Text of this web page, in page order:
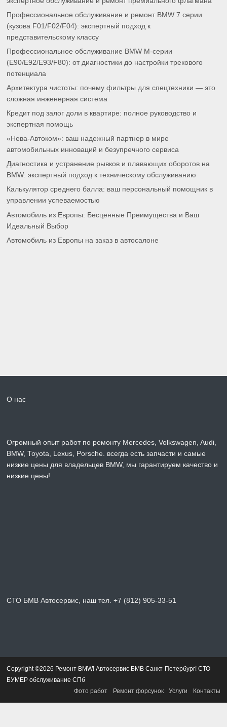
Профессиональное обслуживание и ремонт BMW 7 серии
(кузова F01/F02/F04): экспертный подход к
представительскому классу
Профессиональное обслуживание BMW M-серии
(E90/E92/E93/F80): от диагностики до настройки трекового
потенциала
Архитектура чистоты: почему фильтры для спецтехники — это
сложная инженерная система
Кредит под залог доли в квартире: полное руководство и
экспертная помощь
«Нева-Автоком»: ваш надежный партнер в мире
автомобильных инноваций и безупречного сервиса
Диагностика и устранение рывков и плавающих оборотов на
BMW: экспертный подход к техническому обслуживанию
Калькулятор среднего балла: ваш персональный помощник в
управлении успеваемостью
Автомобиль из Европы: Бесценные Преимущества и Ваш
Идеальный Выбор
Автомобиль из Европы на заказ в автосалоне
О нас
Огромный опыт работ по ремонту Mercedes, Volkswagen, Audi,
BMW, Toyota, Lexus, Porsche. всегда есть запчасти и самые
низкие цены для владельцев BMW, мы гарантируем качество и
низкие цены!
СТО БМВ Автосервис, наш тел. +7 (812) 905-33-51
Copyright ©2026 Ремонт BMW! Автосервис БМВ Санкт-Петербург! СТО
БУМЕР обслуживание СПб
Фото работ
Ремонт форсунок Услуги Контакты